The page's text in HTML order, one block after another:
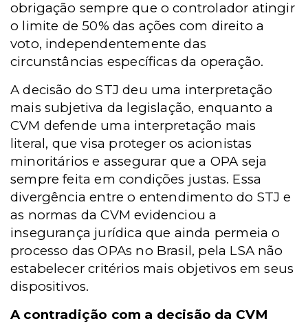
obrigação sempre que o controlador atingir
o limite de 50% das ações com direito a
voto, independentemente das
circunstâncias específicas da operação.
A decisão do STJ deu uma interpretação
mais subjetiva da legislação, enquanto a
CVM defende uma interpretação mais
literal, que visa proteger os acionistas
minoritários e assegurar que a OPA seja
sempre feita em condições justas. Essa
divergência entre o entendimento do STJ e
as normas da CVM evidenciou a
insegurança jurídica que ainda permeia o
processo das OPAs no Brasil, pela LSA não
estabelecer critérios mais objetivos em seus
dispositivos.
A contradição com a decisão da CVM